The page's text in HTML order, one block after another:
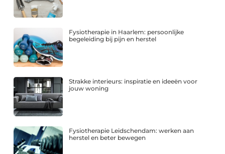
Fysiotherapie in Haarlem: persoonlijke
begeleiding bij pijn en herstel
Strakke interieurs: inspiratie en ideeën voor
jouw woning
Fysiotherapie Leidschendam: werken aan
herstel en beter bewegen